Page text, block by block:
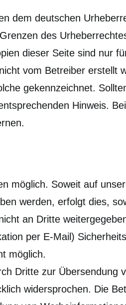
dem deutschen
des
dieser Seite sind nur
vom Betreiber erstellt
gekennzeichnet.
Hinweis. Bei
möglich. Soweit auf
werden, erfolgt dies,
an Dritte
per E-Mail)
möglich.
Dritte zur Übersendung
widersprochen. Die